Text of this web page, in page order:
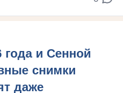
и Сенной
снимки
даже